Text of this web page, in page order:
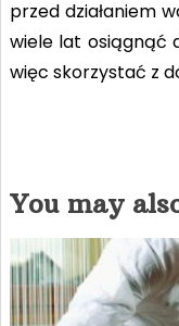
przed działaniem
wiele lat osiągnąć
więc skorzystać z
You may